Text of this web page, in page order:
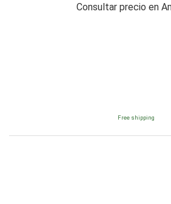
Consultar precio en
Free shipping